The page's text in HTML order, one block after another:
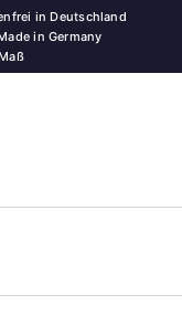
in Deutschland
in Germany